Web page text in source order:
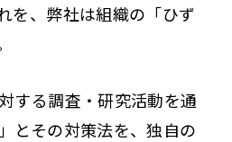
を、弊社は組織の「ひず
する調査・研究活動を通
とその対策法を、独自の